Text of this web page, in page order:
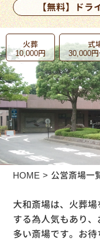
【無料】ド
火葬
10,000円
式
30,000
HOME 公営斎場一
大和斎場は、火葬
する為人気もあり
多い斎場です。お